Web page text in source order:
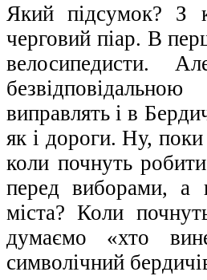
Який підсумок? З
черговий піар. В
велосипедисти.
виправлять і в
як і дороги. Ну,
коли почнуть
перед виборами, а
міста? Коли
думаємо «хто
символічний